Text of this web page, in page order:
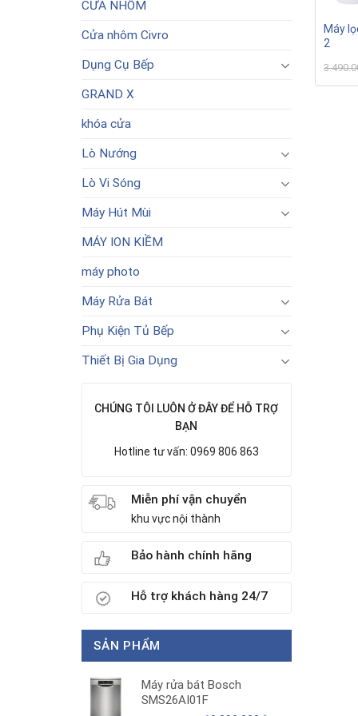
CỬA NHÔM
Cửa nhôm Civro
Dụng Cụ Bếp
GRAND X
khóa cửa
Lò Nướng
Lò Vi Sóng
Máy Hút Mùi
MÁY ION KIỀM
máy photo
Máy Rửa Bát
Phụ Kiện Tủ Bếp
Thiết Bị Gia Dụng
CHÚNG TÔI LUÔN Ở ĐÂY ĐỂ HỖ TRỢ
BẠN
Hotline tư vấn: 0969 806 863
Miễn phí vận chuyển
khu vực nội thành
Bảo hành chính hãng
Hỗ trợ khách hàng 24/7
SẢN PHẨM
Máy rửa bát Bosch
SMS26AI01F
Máy
2